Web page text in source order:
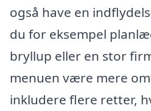
også have en
du for eksempel
bryllup eller en stor
menuen være mere
inkludere flere retter,